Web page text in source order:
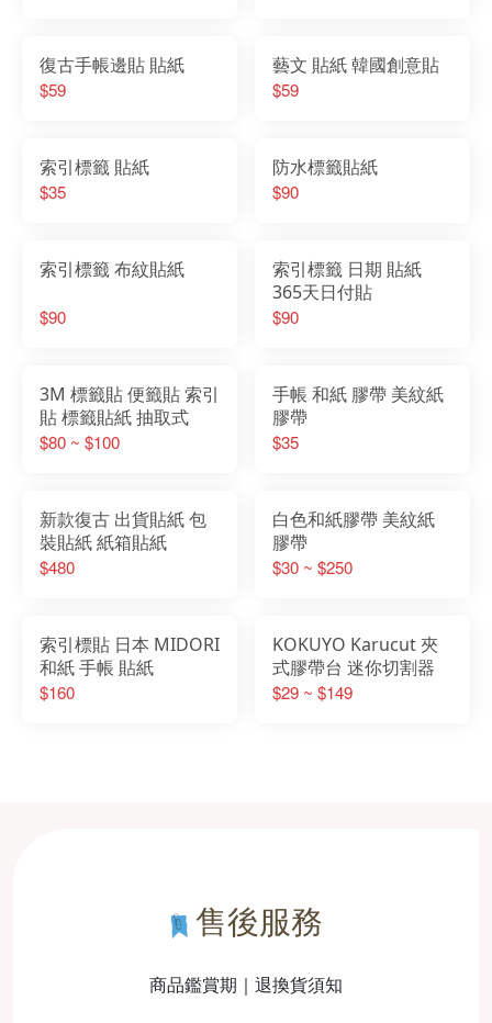
復古手帳邊貼 貼紙
$59
藝文 貼紙 韓國創意貼
$59
索引標籤 貼紙
$35
防水標籤貼紙
$90
索引標籤 布紋貼紙
$90
索引標籤 日期 貼紙
365天日付貼
$90
3M 標籤貼 便籤貼 索引
貼 標籤貼紙 抽取式
$80 ~ $100
手帳 和紙 膠帶 美紋紙
膠帶
$35
新款復古 出貨貼紙 包
裝貼紙 紙箱貼紙
$480
白色和紙膠帶 美紋紙
膠帶
$30 ~ $250
索引標貼 日本 MIDORI
和紙 手帳 貼紙
$160
KOKUYO Karucut 夾
式膠帶台 迷你切割器
$29 ~ $149
售後服務
商品鑑賞期｜退換貨須知